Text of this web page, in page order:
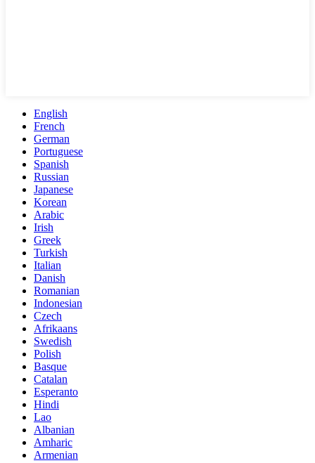
English
French
German
Portuguese
Spanish
Russian
Japanese
Korean
Arabic
Irish
Greek
Turkish
Italian
Danish
Romanian
Indonesian
Czech
Afrikaans
Swedish
Polish
Basque
Catalan
Esperanto
Hindi
Lao
Albanian
Amharic
Armenian